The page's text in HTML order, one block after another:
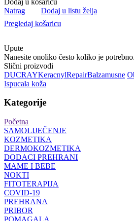
Natrag
Dodaj u listu želja
Pregledaj košaricu
Upute
Nanesite onoliko često koliko je potrebno.
Slični proizvodi
DUCRAYKeracnylRepairBalzamusne
Ispucala koža
Kategorije
Početna
SAMOLIJEČENJE
KOZMETIKA
DERMOKOZMETIKA
DODACI PREHRANI
MAME I BEBE
NOKTI
FITOTERAPIJA
COVID-19
PREHRANA
PRIBOR